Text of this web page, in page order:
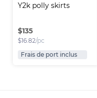
Y2k polly skirts
$135
$16.82/pc
Frais de port inclus